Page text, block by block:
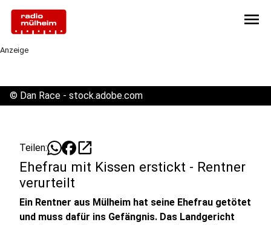
menu
Anzeige
© Dan Race - stock.adobe.com
Teilen: open_in_new
Ehefrau mit Kissen erstickt - Rentner
verurteilt
Ein Rentner aus Mülheim hat seine Ehefrau getötet
und muss dafür ins Gefängnis. Das Landgericht